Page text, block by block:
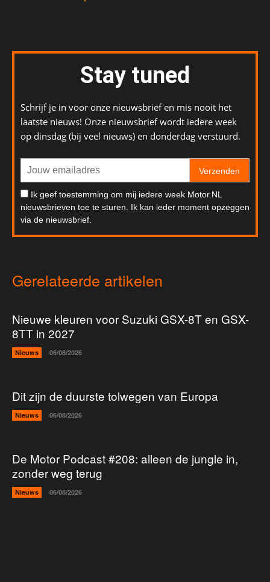
Stay tuned
Schrijf je in voor onze nieuwsbrief en mis nooit het
laatste nieuws! Onze nieuwsbrief wordt iedere week
op dinsdag (bij veel nieuws) en donderdag verstuurd.
Verzenden
Ik geef toestemming om mij iedere week Motor.NL
nieuwsbrieven toe te sturen. Ik kan ieder moment opzeggen
via de nieuwsbrief.
Gerelateerde artikelen
Nieuwe kleuren voor Suzuki GSX-8T en GSX-
8TT in 2027
Nieuws 06/08/2026
Dit zijn de duurste tolwegen van Europa
Nieuws 06/08/2026
De Motor Podcast #208: alleen de jungle in,
zonder weg terug
Nieuws 06/08/2026